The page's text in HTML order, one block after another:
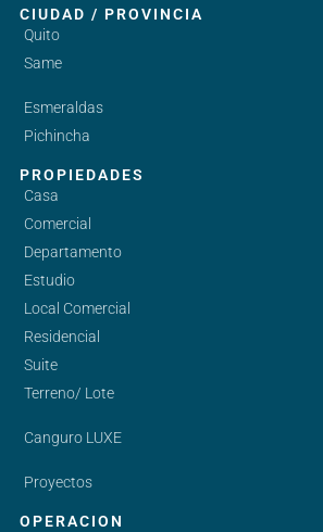
CIUDAD / PROVINCIA
Quito
Same
Esmeraldas
Pichincha
PROPIEDADES
Casa
Comercial
Departamento
Estudio
Local Comercial
Residencial
Suite
Terreno/ Lote
Canguro LUXE
Proyectos
OPERACION